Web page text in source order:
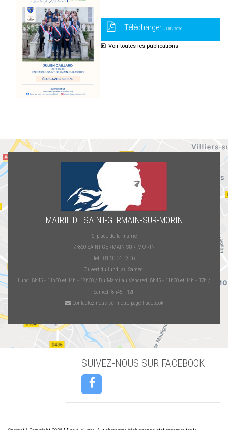
Télécharger JUIN 2026
Voir toutes les publications
MAIRIE DE SAINT-GERMAIN-SUR-MORIN
6, place de la mairie
77860 SAINT-GERMAIN-SUR-MORIN
Tel : 01 60 04 13 06
Ouvert du lundi au Samedi
Lundi 8h45 - 11h30 et 14h - 18h30 / Du Mardi au Vendredi 8h45 - 11h30 et 14h - 17h /
Samedi 8h45 - 12h
Contactez-nous sur notre page Facebook
SUIVEZ-NOUS SUR FACEBOOK